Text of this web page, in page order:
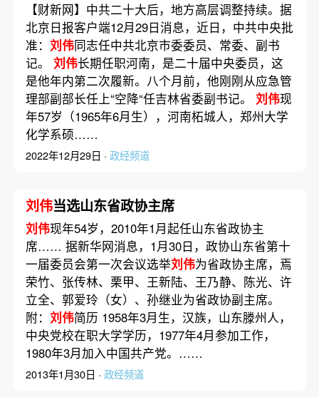
【财新网】中共二十大后，地方高层调整持续。据
北京日报客户端12月29日消息，近日，中共中央批
准： 刘伟同志任中共北京市委委员、常委、副书
记。 刘伟长期任职河南，是二十届中央委员，这
是他年内第二次履新。八个月前，他刚刚从应急管
理部副部长任上“空降“任吉林省委副书记。 刘伟现
年57岁（1965年6月生），河南柘城人，郑州大学
化学系硕……
2022年12月29日 · 政经频道
刘伟当选山东省政协主席
刘伟现年54岁，2010年1月起任山东省政协主
席…… 据新华网消息，1月30日，政协山东省第十
一届委员会第一次会议选举刘伟为省政协主席，焉
荣竹、张传林、栗甲、王新陆、王乃静、陈光、许
立全、郭爱玲（女）、孙继业为省政协副主席。
附： 刘伟简历 1958年3月生，汉族，山东滕州人，
中央党校在职大学学历，1977年4月参加工作，
1980年3月加入中国共产党。……
2013年1月30日 · 政经频道